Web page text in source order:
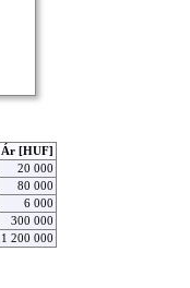
Ár [HUF]
20 000
80 000
6 000
300 000
1 200 000